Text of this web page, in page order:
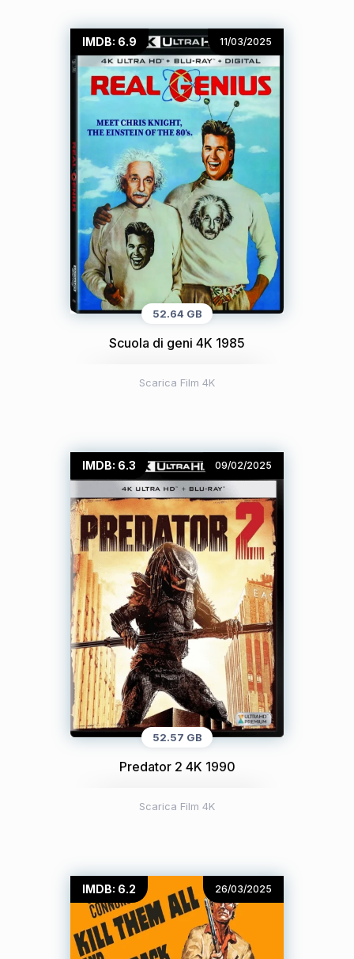
IMDB: 6.9 11/03/2025
52.64 GB
Scuola di geni 4K 1985
Scarica Film 4K
IMDB: 6.3 09/02/2025
52.57 GB
Predator 2 4K 1990
Scarica Film 4K
IMDB: 6.2 26/03/2025